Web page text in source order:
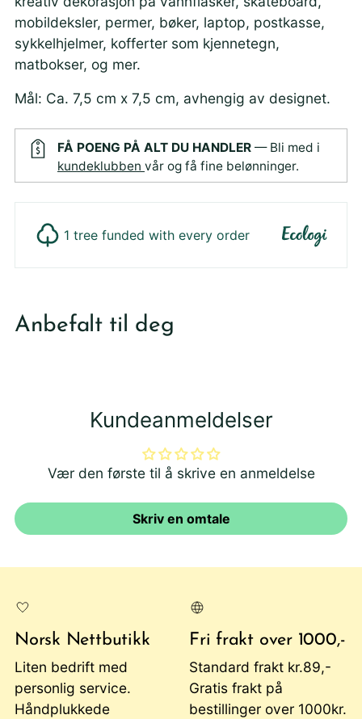
mobildeksler, permer, bøker, laptop, postkasse,
sykkelhjelmer, kofferter som kjennetegn,
matbokser, og mer.
Mål: Ca. 7,5 cm x 7,5 cm, avhengig av designet.
FÅ POENG PÅ ALT DU HANDLER — Bli med i
kundeklubben vår og få fine belønninger.
1 tree funded with every order
produktet
iAnbefalt til deg
Kundeanmeldelser
Vær den første til å skrive en anmeldelse
Skriv en omtale
Norsk Nettbutikk
Liten bedrift med
personlig service.
Håndplukkede
Fri frakt over 1000,-
Standard frakt kr.89,-
Gratis frakt på
bestillinger over 1000kr.